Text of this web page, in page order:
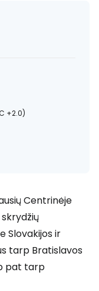
+2.0)
Centrinėje
Slovakijos ir
tarp Bratislavos
pat tarp